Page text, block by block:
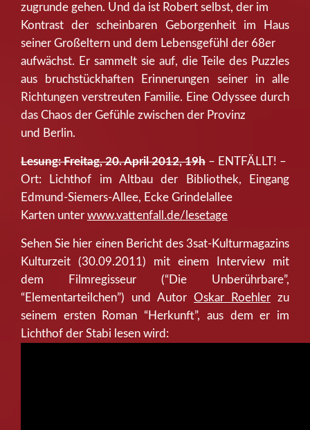
zugrunde gehen. Und da ist Robert selbst, der im
Kontrast der scheinbaren Geborgenheit im Haus
seiner Großeltern und dem Lebensgefühl der 68er
aufwächst. Er sammelt sie auf, die Teile des Puzzles
aus bruchstückhaften Erinnerungen seiner in alle
Richtungen verstreuten Familie. Eine Odyssee durch
das Chaos der Gefühle zwischen der Provinz
und Berlin.
Lesung: Freitag, 20. April 2012, 19h – ENTFÄLLT! –
Ort: Lichthof im Altbau der Bibliothek, Eingang
Edmund-Siemers-Allee, Ecke Grindelallee
Karten unter www.vattenfall.de/lesetage
Sehen Sie hier einen Bericht des 3sat-Kulturmagazins
Kulturzeit (30.09.2011) mit einem Interview mit
dem Filmregisseur (“Die Unberührbare”,
“Elementarteilchen”) und Autor Oskar Roehler zu
seinem ersten Roman “Herkunft”, aus dem er im
Lichthof der Stabi lesen wird: